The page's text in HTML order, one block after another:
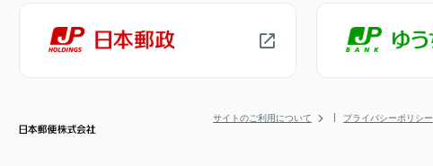
サイトのご利用について プライバシーポリシー